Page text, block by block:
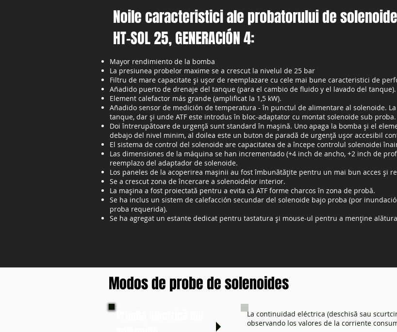
Noile caracteristici ale probatorului de
HT-SOL 25, GENERACIÓN 4:
Mayor rendimiento de la bomba
La presiunea probelor maxime se a crescut la nivelul de 25 bar
Filtru de mare capacitate și ușor de reemplazare cu cele mai bune caracteristici de
Añadido puerto de drenaje del tanque (para el cambio de fluido y el lavado del tanque).
Element calefactor más grande (amplificat la 1,5 kW).
Añadido sensor de medición de temperatura - în punctul de alimentare al solenoide.
tanque, dar și unde ATF este introdus în bloc-adaptator cu montat solenoide sub proba.
Doi întrerupătoare de urgență sunt standard în mașină. Uno apaga la bomba și el
debajo del nivel minim, al doilea este un buton de paradă de urgență ușor accesibil
El sistema de control del solenoide are capacitatea de a începe controlul solenoidei
Las dimensiones de la máquina se han incrementado (+4 inch de ancho, +2 inch de
reemplazo del adaptador de solenoide.
Los paneles de la acoperirea mașinii au fost îmbunătățite pentru un mai bun acces și
Se a crescut zona de încercare a solenoidelor interior.
La mașina a fost proiectată pentru a evita că ATF forme charcos în zona de probă.
Se ha inclus un sistem de calefacción secundar del solenoide bajo proba (por
proba requerida).
Se ha agregat un estante dedicat pentru tastatura și mouse-ul pentru a menține
Modos de probe de solenoides
La continuidad eléctrica (deschisă sau
observando los valores de la corriente